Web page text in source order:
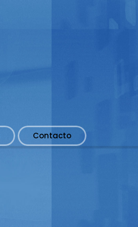
Contacto